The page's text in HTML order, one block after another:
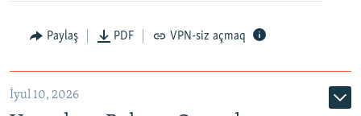
Paylaş PDF VPN-siz açmaq
İyul 10, 2026